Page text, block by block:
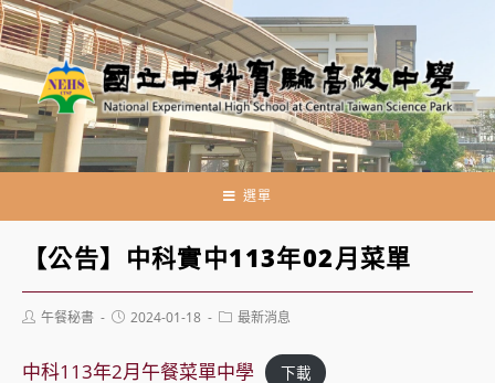
跳
轉
至
主
要
內
選單
【公告】中科實中113年02月菜單
Post午餐秘書
Post2024-01-18
Post最新消息
中科113年2月午餐菜單中學 下載